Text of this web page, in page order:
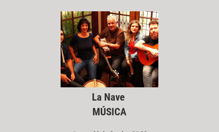
La Nave
MÚSICA